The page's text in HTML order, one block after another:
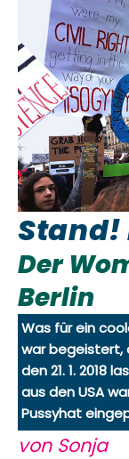
Stand!
Der
Berlin
Was für ein
war begeistert,
den 21. 1. 2018
aus den USA
Pussyhat
von Sonja